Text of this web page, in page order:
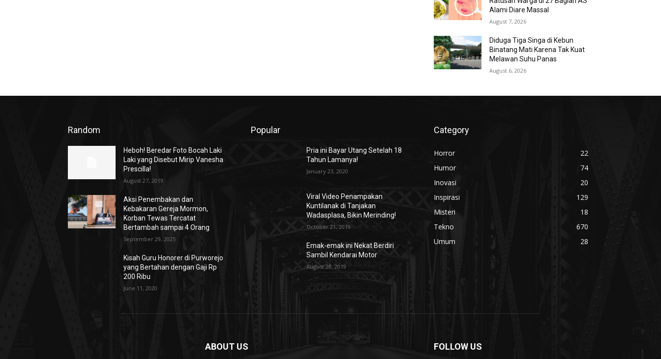
Alami Diare Massal
August 7, 2026
Diduga Tiga Singa di Kebun
Binatang Mati Karena Tak Kuat
Melawan Suhu Panas
August 6, 2026
Random
Heboh! Beredar Foto Bocah Laki
Laki yang Disebut Mirip Vanesha
Prescilla!
August 27, 2019
Aksi Penembakan dan
Kebakaran Gereja Mormon,
Korban Tewas Tercatat
Bertambah sampai 4 Orang
September 29, 2025
Kisah Guru Honorer di Purworejo
yang Bertahan dengan Gaji Rp
200 Ribu
June 11, 2020
Popular
Pria ini Bayar Utang Setelah 18
Tahun Lamanya!
January 23, 2020
Viral Video Penampakan
Kuntilanak di Tanjakan
Wadasplasa, Bikin Merinding!
October 21, 2019
Emak-emak ini Nekat Berdiri
Sambil Kendarai Motor
August 28, 2019
Category
Horror
22
Humor
74
Inovasi
20
Inspirasi
129
Misteri
18
Tekno
670
Umum
28
ABOUT US FOLLOW US